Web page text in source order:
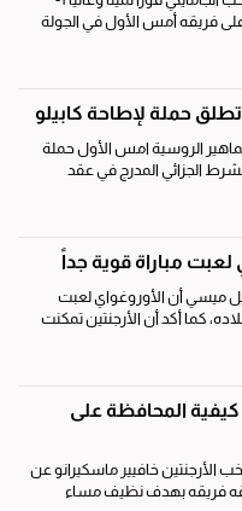
فريقه أمس الأول في الجولة
أميركا) المقامة حالياً...
حملة لإطاحة كابيلو
الروسية امس الأول حملة
الجزائي المدرج في عقد
على الرحيل. وتهدف الحملة التي تحمل اسم "فابيو
مباراة قوية جداً
ميسي أن الأوروغواي لعبت
كما أكد أن الأرجنتين تمكنت
منافسات الجولة الثانية من...
كيفية المحافظة على
خافيير ماسكيرانو عن
فريقه بهدف نظيف مساء